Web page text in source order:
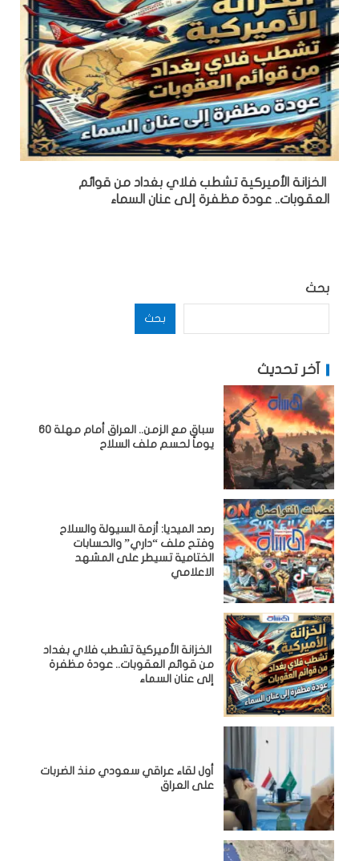
الخزانة الأميركية تشطب فلاي بغداد من قوائم
العقوبات.. عودة مظفرة إلى عنان السماء
بحث
بحث
آخر تحديث
سباق مع الزمن.. العراق أمام مهلة 60
يوماً لحسم ملف السلاح
رصد الميديا: أزمة السيولة والسلاح
وفتح ملف “داري” والحسابات
الختامية تسيطر على المشهد
الاعلامي
الخزانة الأميركية تشطب فلاي بغداد
من قوائم العقوبات.. عودة مظفرة
إلى عنان السماء
أول لقاء عراقي سعودي منذ الضربات
على العراق